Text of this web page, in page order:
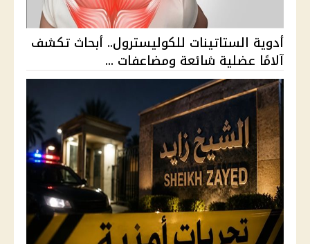
أدوية الستاتينات للكوليسترول.. أبحاث تكشف
آلامًا عضلية شائعة ومضاعفات ...